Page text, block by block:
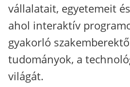
vállalatait, egyetemeit
ahol interaktív
gyakorló
tudományok, a
világát.